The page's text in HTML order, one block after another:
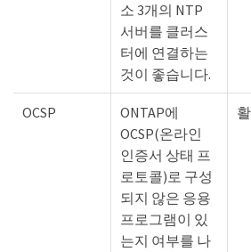
소 3개의 NTP
서버를 클러스
터에 연결하는
것이 좋습니다.
OCSP
ONTAP에
OCSP(온라인
인증서 상태 프
로토콜)로 구성
되지 않은 응용
프로그램이 있
는지 여부를 나